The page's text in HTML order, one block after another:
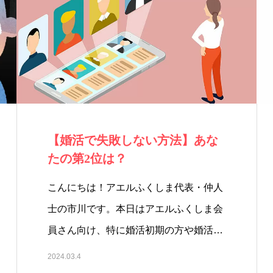
【婚活で失敗しない方法】あな
たの第2位は？
こんにちは！アエルふくしま代表・仲人
士の市川です。本日はアエルふくしま会
員さん向け、特に婚活初期の方や婚活
が…
2024.03.4